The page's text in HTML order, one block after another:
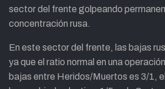
sector del frente golpeando
concentración rusa.
En este sector del frente, las bajas
ya que el ratio normal en una
bajas entre Heridos/Muertos es 3/1,